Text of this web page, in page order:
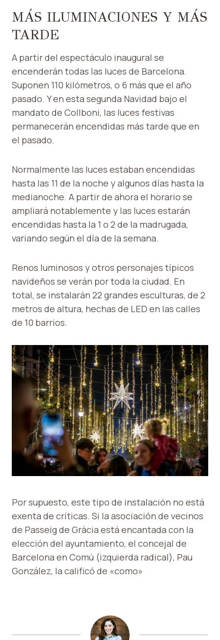
MÁS ILUMINACIONES Y MÁS
TARDE
A partir del espectáculo inaugural se
encenderán todas las luces de Barcelona.
Suponen 110 kilómetros, o 6 más que el año
pasado. Y en esta segunda Navidad bajo el
mandato de Collboni, las luces festivas
permanecerán encendidas más tarde que en
el pasado.
Normalmente las luces estaban encendidas
hasta las 11 de la noche y algunos días hasta la
medianoche. A partir de ahora el horario se
ampliará notablemente y las luces estarán
encendidas hasta la 1 o 2 de la madrugada,
variando según el día de la semana.
Renos luminosos y otros personajes típicos
navideños se verán por toda la ciudad. En
total, se instalarán 22 grandes esculturas, de 2
metros de altura, hechas de LED en las calles
de 10 barrios.
Por supuesto, este tipo de instalación no está
exenta de críticas. Si la asociación de vecinos
de Passeig de Gràcia está encantada con la
elección del ayuntamiento, el concejal de
Barcelona en Comú (izquierda radical), Pau
González, la calificó de «como»